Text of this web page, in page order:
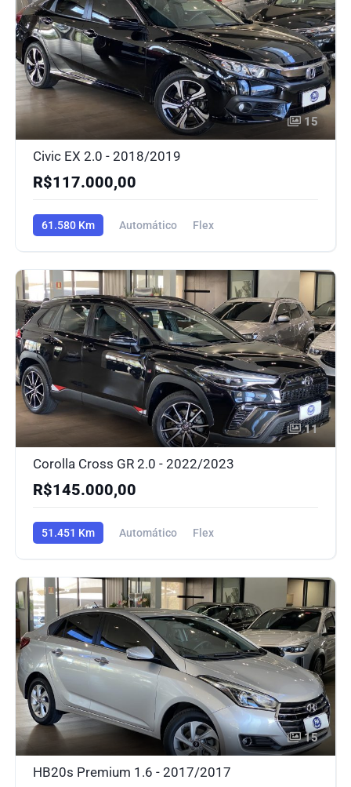
15
Civic EX 2.0 - 2018/2019
R$117.000,00
61.580 Km Automático Flex
11
Corolla Cross GR 2.0 - 2022/2023
R$145.000,00
51.451 Km Automático Flex
15
HB20s Premium 1.6 - 2017/2017